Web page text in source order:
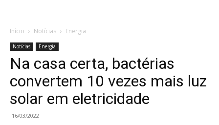
Início Notícias Energia
Notícias Energia
Na casa certa, bactérias
convertem 10 vezes mais luz
solar em eletricidade
16/03/2022